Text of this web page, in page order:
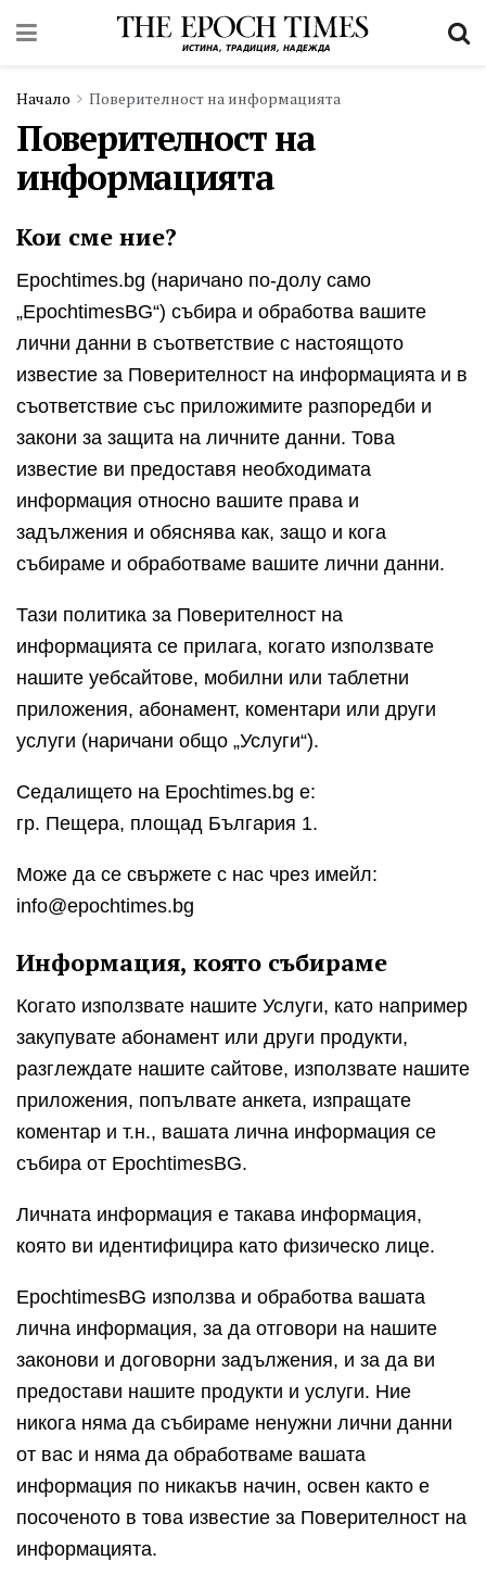
Начало Поверителност на информацията
Поверителност на
информацията
Кои сме ние?
Epochtimes.bg (наричано по-долу само
„EpochtimesBG“) събира и обработва вашите
лични данни в съответствие с настоящото
известие за Поверителност на информацията и в
съответствие със приложимите разпоредби и
закони за защита на личните данни. Това
известие ви предоставя необходимата
информация относно вашите права и
задължения и обяснява как, защо и кога
събираме и обработваме вашите лични данни.
Тази политика за Поверителност на
информацията се прилага, когато използвате
нашите уебсайтове, мобилни или таблетни
приложения, абонамент, коментари или други
услуги (наричани общо „Услуги“).
Седалището на Epochtimes.bg е:
гр. Пещера, площад България 1.
Може да се свържете с нас чрез имейл:
info@epochtimes.bg
Информация, която събираме
Когато използвате нашите Услуги, като например
закупувате абонамент или други продукти,
разглеждате нашите сайтове, използвате нашите
приложения, попълвате анкета, изпращате
коментар и т.н., вашата лична информация се
събира от EpochtimesBG.
Личната информация е такава информация,
която ви идентифицира като физическо лице.
EpochtimesBG използва и обработва вашата
лична информация, за да отговори на нашите
законови и договорни задължения, и за да ви
предостави нашите продукти и услуги. Ние
никога няма да събираме ненужни лични данни
от вас и няма да обработваме вашата
информация по никакъв начин, освен както е
посоченото в това известие за Поверителност на
информацията.